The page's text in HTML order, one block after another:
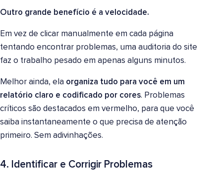
Outro grande benefício é a velocidade.
Em vez de clicar manualmente em cada página
tentando encontrar problemas, uma auditoria do site
faz o trabalho pesado em apenas alguns minutos.
Melhor ainda, ela organiza tudo para você em um
relatório claro e codificado por cores. Problemas
críticos são destacados em vermelho, para que você
saiba instantaneamente o que precisa de atenção
primeiro. Sem adivinhações.
4. Identificar e Corrigir Problemas